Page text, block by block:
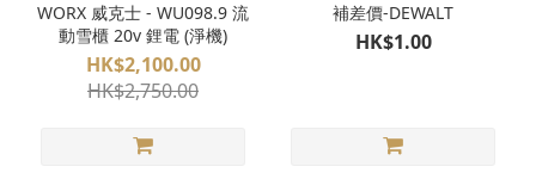
WORX 威克士 - WU098.9 流
動雪櫃 20v 鋰電 (淨機)
HK$2,100.00
HK$2,750.00
補差價-DEWALT
HK$1.00